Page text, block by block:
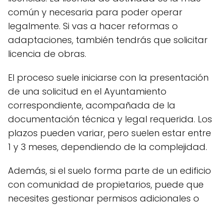
común y necesaria para poder operar
legalmente. Si vas a hacer reformas o
adaptaciones, también tendrás que solicitar
licencia de obras.
El proceso suele iniciarse con la presentación
de una solicitud en el Ayuntamiento
correspondiente, acompañada de la
documentación técnica y legal requerida. Los
plazos pueden variar, pero suelen estar entre
1 y 3 meses, dependiendo de la complejidad.
Además, si el suelo forma parte de un edificio
con comunidad de propietarios, puede que
necesites gestionar permisos adicionales o